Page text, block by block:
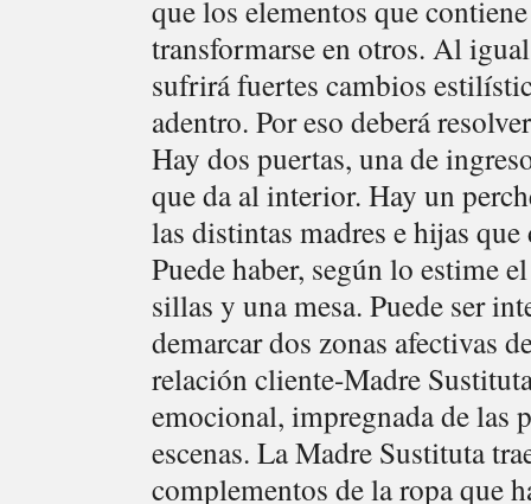
que los elementos que
transformarse en otros. Al
sufrirá fuertes cambios
adentro. Por eso deberá
Hay dos puertas, una de
que da al interior. Hay un
las distintas madres e hijas
Puede haber, según lo estime
sillas y una mesa. Puede ser
demarcar dos zonas afectivas
relación cliente-Madre
emocional, impregnada de las
escenas. La Madre Sustituta
complementos de la ropa que